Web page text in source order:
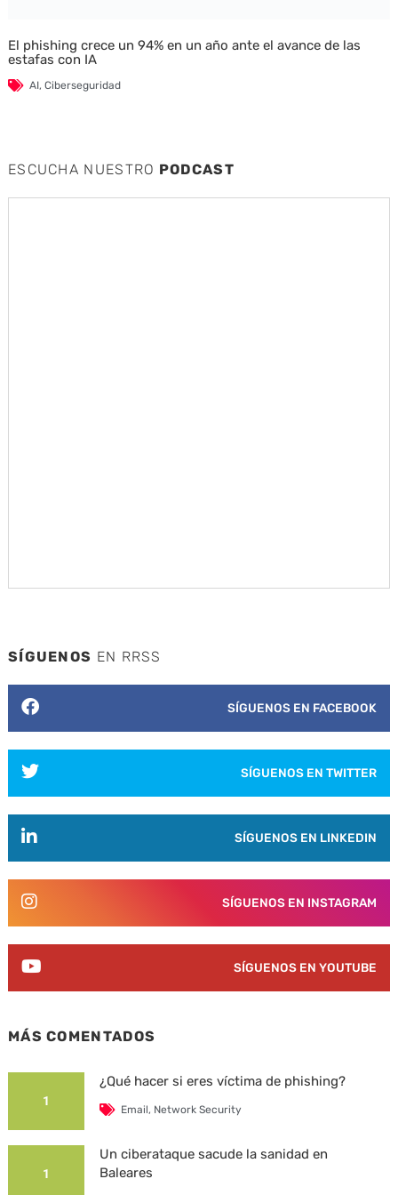
El phishing crece un 94% en un año ante el avance de las
estafas con IA
AI, Ciberseguridad
ESCUCHA NUESTRO PODCAST
SÍGUENOS EN RRSS
SÍGUENOS EN FACEBOOK
SÍGUENOS EN TWITTER
SÍGUENOS EN LINKEDIN
SÍGUENOS EN INSTAGRAM
SÍGUENOS EN YOUTUBE
MÁS COMENTADOS
1
¿Qué hacer si eres víctima de phishing?
Email, Network Security
1
Un ciberataque sacude la sanidad en
Baleares